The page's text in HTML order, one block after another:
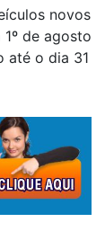
novos
de agosto
até o dia 31